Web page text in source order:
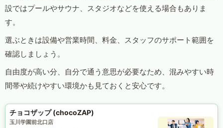
設ではプールやサウナ、スタジオなどを使える場合もありま
す。
選ぶときは設備や営業時間、料金、スタッフのサポート範囲を
確認しましょう。
自由度が高い分、自分で通う意思が必要なため、混みやすい時
間帯や続けやすい環境かも見ておくと安心です。
チョコザップ (chocoZAP)
玉川学園前北口店